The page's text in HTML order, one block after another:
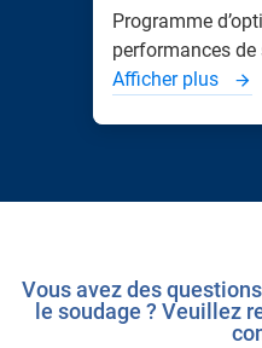
Programme
performances de
Afficher plus
Vous avez des
le soudage ? Veuillez